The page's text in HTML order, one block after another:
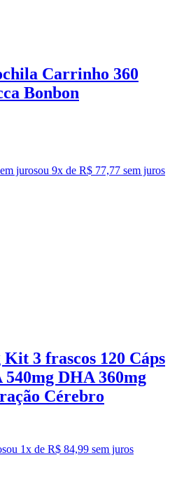
Carrinho 360
Bonbon
jurosou 9x de R$ 77,77 sem juros
Kit 3 frascos 120 Cáps
DHA 360mg
Cérebro
ou 1x de R$ 84,99 sem juros